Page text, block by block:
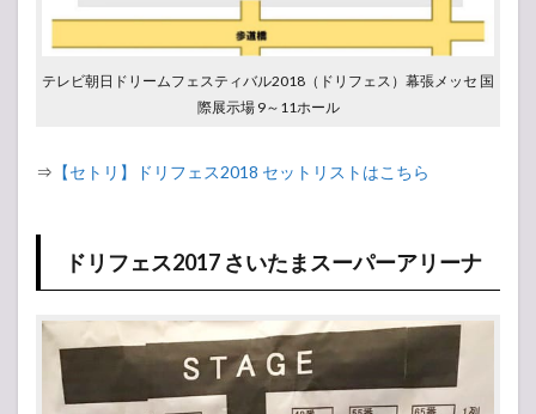
テレビ朝日ドリームフェスティバル2018（ドリフェス）幕張メッセ 国
際展示場 9～11ホール
⇒ 【セトリ】ドリフェス2018 セットリストはこちら
ドリフェス2017 さいたまスーパーアリーナ